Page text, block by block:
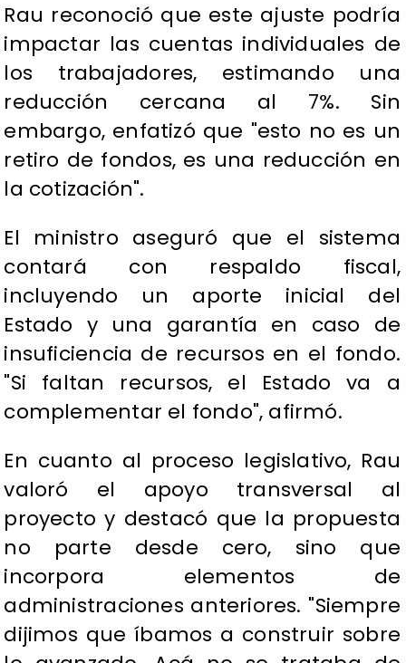
Rau reconoció que este ajuste podría
impactar las cuentas individuales de
los trabajadores, estimando una
reducción cercana al 7%. Sin
embargo, enfatizó que "esto no es un
retiro de fondos, es una reducción en
la cotización".
El ministro aseguró que el sistema
contará con respaldo fiscal,
incluyendo un aporte inicial del
Estado y una garantía en caso de
insuficiencia de recursos en el fondo.
"Si faltan recursos, el Estado va a
complementar el fondo", afirmó.
En cuanto al proceso legislativo, Rau
valoró el apoyo transversal al
proyecto y destacó que la propuesta
no parte desde cero, sino que
incorpora elementos de
administraciones anteriores. "Siempre
dijimos que íbamos a construir sobre